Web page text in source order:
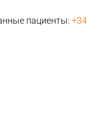
пациенты: +34